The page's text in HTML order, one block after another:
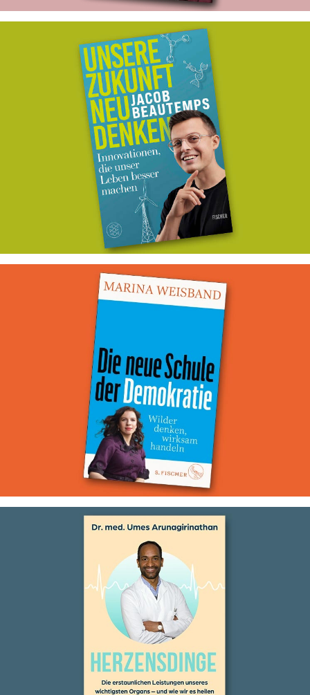
Unsere Zukunft neu denken
Ghostwriting für Jacob Beautemps
Die neue Schule der Demokratie
Ghostwriting für Marina Weisband
Herzensdinge
Ghostwriting für Dr. Umes Arunagirinathan